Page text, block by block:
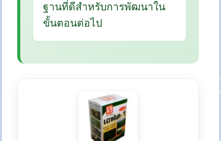
ฐานที่ดีสำหรับการพัฒนาใน
ขั้นตอนต่อไป